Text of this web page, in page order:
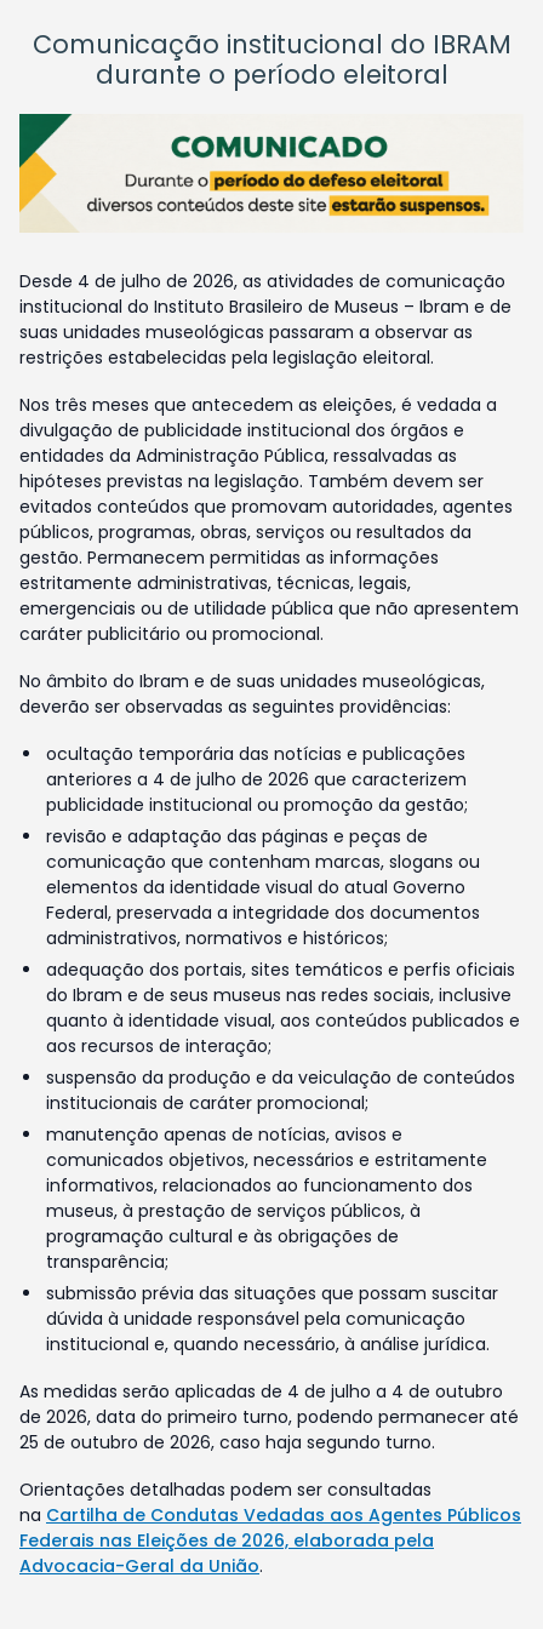
Comunicação institucional do IBRAM
durante o período eleitoral
Desde 4 de julho de 2026, as atividades de comunicação
institucional do Instituto Brasileiro de Museus – Ibram e de
suas unidades museológicas passaram a observar as
restrições estabelecidas pela legislação eleitoral.
Nos três meses que antecedem as eleições, é vedada a
divulgação de publicidade institucional dos órgãos e
entidades da Administração Pública, ressalvadas as
hipóteses previstas na legislação. Também devem ser
evitados conteúdos que promovam autoridades, agentes
públicos, programas, obras, serviços ou resultados da
gestão. Permanecem permitidas as informações
estritamente administrativas, técnicas, legais,
emergenciais ou de utilidade pública que não apresentem
caráter publicitário ou promocional.
No âmbito do Ibram e de suas unidades museológicas,
deverão ser observadas as seguintes providências:
ocultação temporária das notícias e publicações
anteriores a 4 de julho de 2026 que caracterizem
publicidade institucional ou promoção da gestão;
revisão e adaptação das páginas e peças de
comunicação que contenham marcas, slogans ou
elementos da identidade visual do atual Governo
Federal, preservada a integridade dos documentos
administrativos, normativos e históricos;
adequação dos portais, sites temáticos e perfis oficiais
do Ibram e de seus museus nas redes sociais, inclusive
quanto à identidade visual, aos conteúdos publicados e
aos recursos de interação;
suspensão da produção e da veiculação de conteúdos
institucionais de caráter promocional;
manutenção apenas de notícias, avisos e
comunicados objetivos, necessários e estritamente
informativos, relacionados ao funcionamento dos
museus, à prestação de serviços públicos, à
programação cultural e às obrigações de
transparência;
submissão prévia das situações que possam suscitar
dúvida à unidade responsável pela comunicação
institucional e, quando necessário, à análise jurídica.
As medidas serão aplicadas de 4 de julho a 4 de outubro
de 2026, data do primeiro turno, podendo permanecer até
25 de outubro de 2026, caso haja segundo turno.
Orientações detalhadas podem ser consultadas
na Cartilha de Condutas Vedadas aos Agentes Públicos
Federais nas Eleições de 2026, elaborada pela
Advocacia-Geral da União.